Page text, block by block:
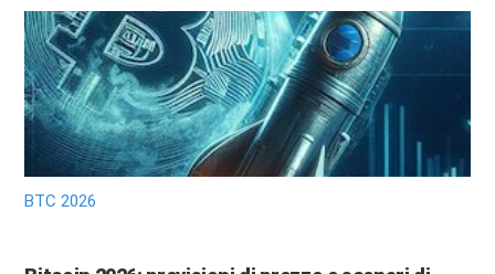
BTC 2026